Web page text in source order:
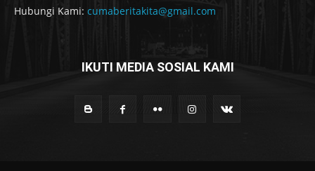
Hubungi Kami: cumaberitakita@gmail.com
IKUTI MEDIA SOSIAL KAMI